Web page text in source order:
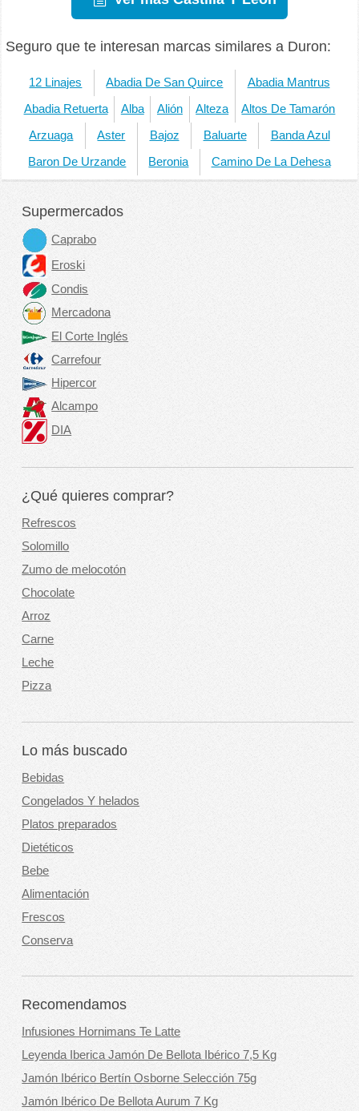
Seguro que te interesan marcas similares a Duron:
12 Linajes Abadia De San Quirce Abadia Mantrus
Abadia Retuerta Alba Alión Alteza Altos De Tamarón
Arzuaga Aster Bajoz Baluarte Banda Azul
Baron De Urzande Beronia Camino De La Dehesa
Supermercados
Caprabo
Eroski
Condis
Mercadona
El Corte Inglés
Carrefour
Hipercor
Alcampo
DIA
¿Qué quieres comprar?
Refrescos
Solomillo
Zumo de melocotón
Chocolate
Arroz
Carne
Leche
Pizza
Lo más buscado
Bebidas
Congelados Y helados
Platos preparados
Dietéticos
Bebe
Alimentación
Frescos
Conserva
Recomendamos
Infusiones Hornimans Te Latte
Leyenda Iberica Jamón De Bellota Ibérico 7,5 Kg
Jamón Ibérico Bertín Osborne Selección 75g
Jamón Ibérico De Bellota Aurum 7 Kg